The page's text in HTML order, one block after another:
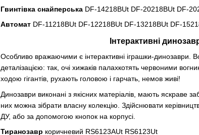
Гвинтівка снайперська DF-14218BUt DF-20218BUt DF-
Автомат DF-11218BUt DF-12218BUt DF-13218BUt DF-
Інтерактивні
Особливо вражаючими є інтерактивні іграшки-динозаври.
деталізацією: так, очі хижаків палахкотять червоними
ходою гігантів, рухають головою і гарчать, немов живі!
Динозаври виконані з якісних матеріалів, мають яскраве
них можна зібрати власну колекцію. Здійснювати
ДУ, або за допомогою кнопок на корпусі.
Тиранозавр коричневий RS6123AUt RS6123Ut